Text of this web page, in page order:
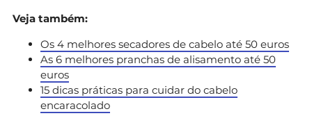
Veja também:
Os 4 melhores secadores de cabelo até 50 euros
As 6 melhores pranchas de alisamento até 50
euros
15 dicas práticas para cuidar do cabelo
encaracolado